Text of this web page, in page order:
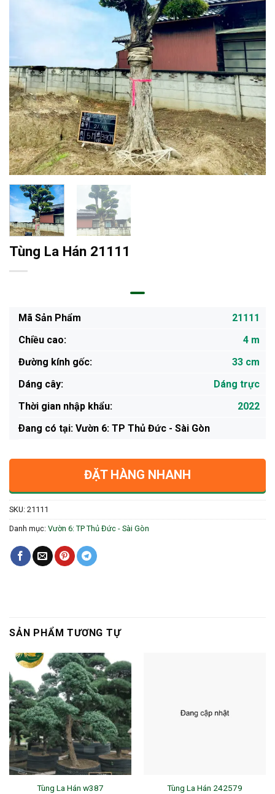
Tùng La Hán 21111
Mã Sản Phẩm
21111
Chiều cao:
4 m
Đường kính gốc:
33 cm
Dáng cây:
Dáng trực
Thời gian nhập khẩu:
2022
Ðang có tại: Vườn 6: TP Thủ Đức - Sài Gòn
ĐẶT HÀNG NHANH
SKU: 21111
Danh mục: Vườn 6: TP Thủ Đức - Sài Gòn
SẢN PHẨM TƯƠNG TỰ
Tùng La Hán w387 Tùng La Hán 242579